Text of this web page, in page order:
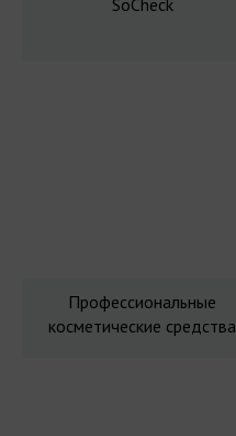
SoCheck
Профессиональные
косметические средства